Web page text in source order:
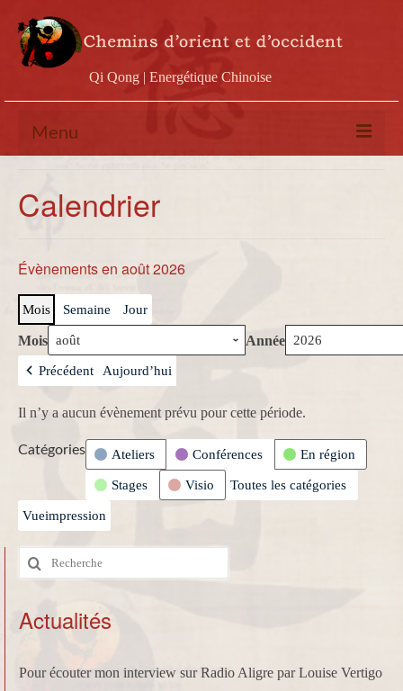
Qi Qong | Energétique Chinoise
Menu
Stages
Docs & vidéos
Contact
Calendrier
Évènements en août 2026
Mois Semaine Jour
Mois Année
Précédent Aujourd’hui
Il n’y a aucun évènement prévu pour cette période.
Catégories Ateliers Conférences En région
Stages Visio Toutes les catégories
Vueimpression
Rechercher
:
Actualités
Pour écouter mon interview sur Radio Aligre par Louise Vertigo